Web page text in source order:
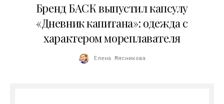
Бренд БАСК выпустил капсулу
«Дневник капитана»: одежда с
характером мореплавателя
Елена Мясникова